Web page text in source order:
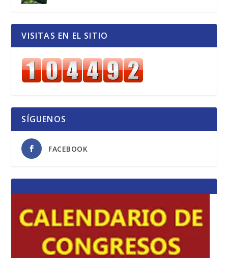
VISITAS EN EL SITIO
SÍGUENOS
FACEBOOK